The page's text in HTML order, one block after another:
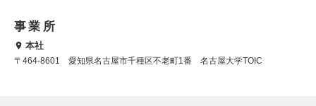
事業所
本社
〒464-8601 愛知県名古屋市千種区不老町1番 名古屋大学TOIC